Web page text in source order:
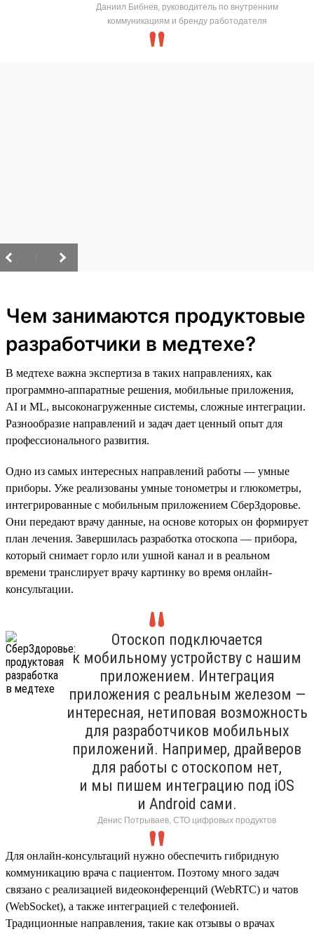
Даниил Бибнев, руководитель по внутренним
коммуникациям и бренду работодателя
Чем занимаются продуктовые
разработчики в медтехе?
В медтехе важна экспертиза в таких направлениях, как
программно-аппаратные решения, мобильные приложения,
AI и ML, высоконагруженные системы, сложные интеграции.
Разнообразие направлений и задач дает ценный опыт для
профессионального развития.
Одно из самых интересных направлений работы — умные
приборы. Уже реализованы умные тонометры и глюкометры,
интегрированные с мобильным приложением СберЗдоровье.
Они передают врачу данные, на основе которых он формирует
план лечения. Завершилась разработка отоскопа — прибора,
который снимает горло или ушной канал и в реальном
времени транслирует врачу картинку во время онлайн-
консультации.
Отоскоп подключается
к мобильному устройству с нашим
приложением. Интеграция
приложения с реальным железом —
интересная, нетиповая возможность
для разработчиков мобильных
приложений. Например, драйверов
для работы с отоскопом нет,
и мы пишем интеграцию под iOS
и Android сами.
Денис Потрываев, СТО цифровых продуктов
Для онлайн-консультаций нужно обеспечить гибридную
коммуникацию врача с пациентом. Поэтому много задач
связано с реализацией видеоконференций (WebRTC) и чатов
(WebSocket), а также интеграцией с телефонией.
Традиционные направления, такие как отзывы о врачах